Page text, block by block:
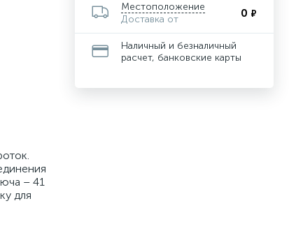
– 41
для
Местоположение
Доставка от
0 ₽
Наличный и безналичный
расчет, банковские карты